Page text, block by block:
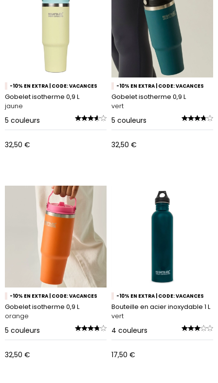
-10% EN EXTRA | CODE: VACANCES
Gobelet isotherme 0,9 L
jaune
5 couleurs
32,50 €
-10% EN EXTRA | CODE: VACANCES
Gobelet isotherme 0,9 L
vert
5 couleurs
32,50 €
-10% EN EXTRA | CODE: VACANCES
Gobelet isotherme 0,9 L
orange
5 couleurs
32,50 €
-10% EN EXTRA | CODE: VACANCES
Bouteille en acier inoxydable 1 L
vert
4 couleurs
17,50 €